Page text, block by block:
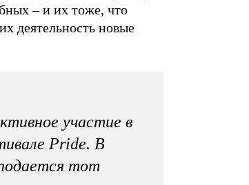
– и их тоже, что
деятельность новые
участие в
Pride. В
тот